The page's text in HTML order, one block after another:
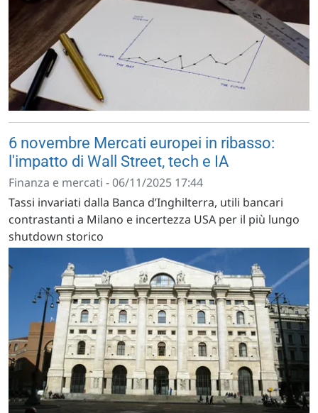
6 novembre Mercati europei in ribasso:
l'impatto di Wall Street, tech e IA
Finanza e mercati - 06/11/2025 17:44
Tassi invariati dalla Banca d’Inghilterra, utili bancari
contrastanti a Milano e incertezza USA per il più lungo
shutdown storico